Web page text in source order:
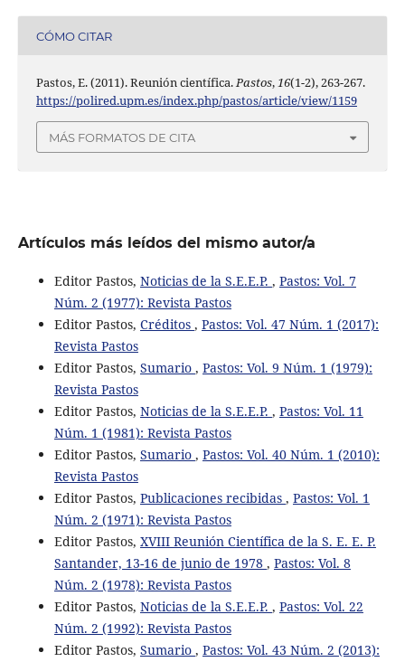
CÓMO CITAR
Pastos, E. (2011). Reunión científica.Pastos,16(1-2), 263-267.
https://polired.upm.es/index.php/pastos/article/view/1159
MÁS FORMATOS DE CITA
Artículos más leídos del mismo autor/a
Editor Pastos, Noticias de la S.E.E.P. , Pastos: Vol. 7
Núm. 2 (1977): Revista Pastos
Editor Pastos, Créditos , Pastos: Vol. 47 Núm. 1 (2017):
Revista Pastos
Editor Pastos, Sumario , Pastos: Vol. 9 Núm. 1 (1979):
Revista Pastos
Editor Pastos, Noticias de la S.E.E.P. , Pastos: Vol. 11
Núm. 1 (1981): Revista Pastos
Editor Pastos, Sumario , Pastos: Vol. 40 Núm. 1 (2010):
Revista Pastos
Editor Pastos, Publicaciones recibidas , Pastos: Vol. 1
Núm. 2 (1971): Revista Pastos
Editor Pastos, XVIII Reunión Científica de la S. E. E. P.
Santander, 13-16 de junio de 1978 , Pastos: Vol. 8
Núm. 2 (1978): Revista Pastos
Editor Pastos, Noticias de la S.E.E.P. , Pastos: Vol. 22
Núm. 2 (1992): Revista Pastos
Editor Pastos, Sumario , Pastos: Vol. 43 Núm. 2 (2013):